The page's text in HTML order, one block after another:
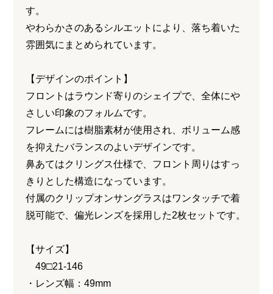
す。
やわらかさのあるシルエットにより、落ち着いた
雰囲気にまとめられています。
【デザインのポイント】
フロントはラウンド寄りのシェイプで、全体にや
さしい印象のフォルムです。
フレームには樹脂素材が使用され、ボリューム感
を抑えたバランスのよいデザインです。
鼻あてはクリングス仕様で、フロント周りはすっ
きりとした構造になっています。
付属のクリップオンサングラスはワンタッチで着
脱可能で、偏光レンズを採用した2枚セットです。
【サイズ】
49□21-146
・レンズ幅：49mm